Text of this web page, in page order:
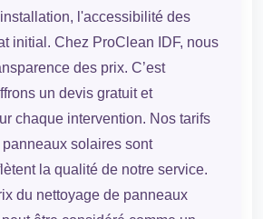
l'accessibilité des
initial. Chez ProClean IDF, nous
des prix. C’est
un devis gratuit et
chaque intervention. Nos tarifs
solaires sont
la qualité de notre service.
du nettoyage de panneaux